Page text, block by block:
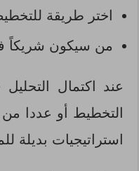
اختر طريقة
من سيكون شريكاً
عند اكتمال
التخطيط أو عددا
استراتيجيات